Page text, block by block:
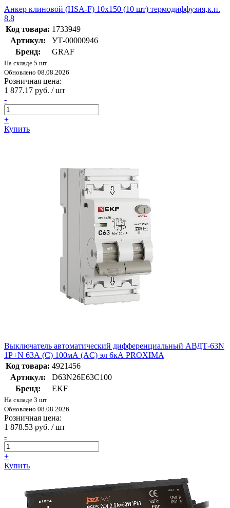
Анкер клиновой (HSA-F) 10x150 (10 шт) термодиффузия,к.п.
8.8
Код товара: 1733949
Артикул:
УТ-00000946
Бренд:
GRAF
На складе 5 шт
Обновлено 08.08.2026
Розничная цена:
1 877.17 руб. / шт
-
+
Купить
Выключатель автоматический дифференциальный АВДТ-63N
1P+N 63А (C) 100мА (AC) эл 6кА PROXIMA
Код товара: 4921456
Артикул:
D63N26E63C100
Бренд:
EKF
На складе 3 шт
Обновлено 08.08.2026
Розничная цена:
1 878.53 руб. / шт
-
+
Купить